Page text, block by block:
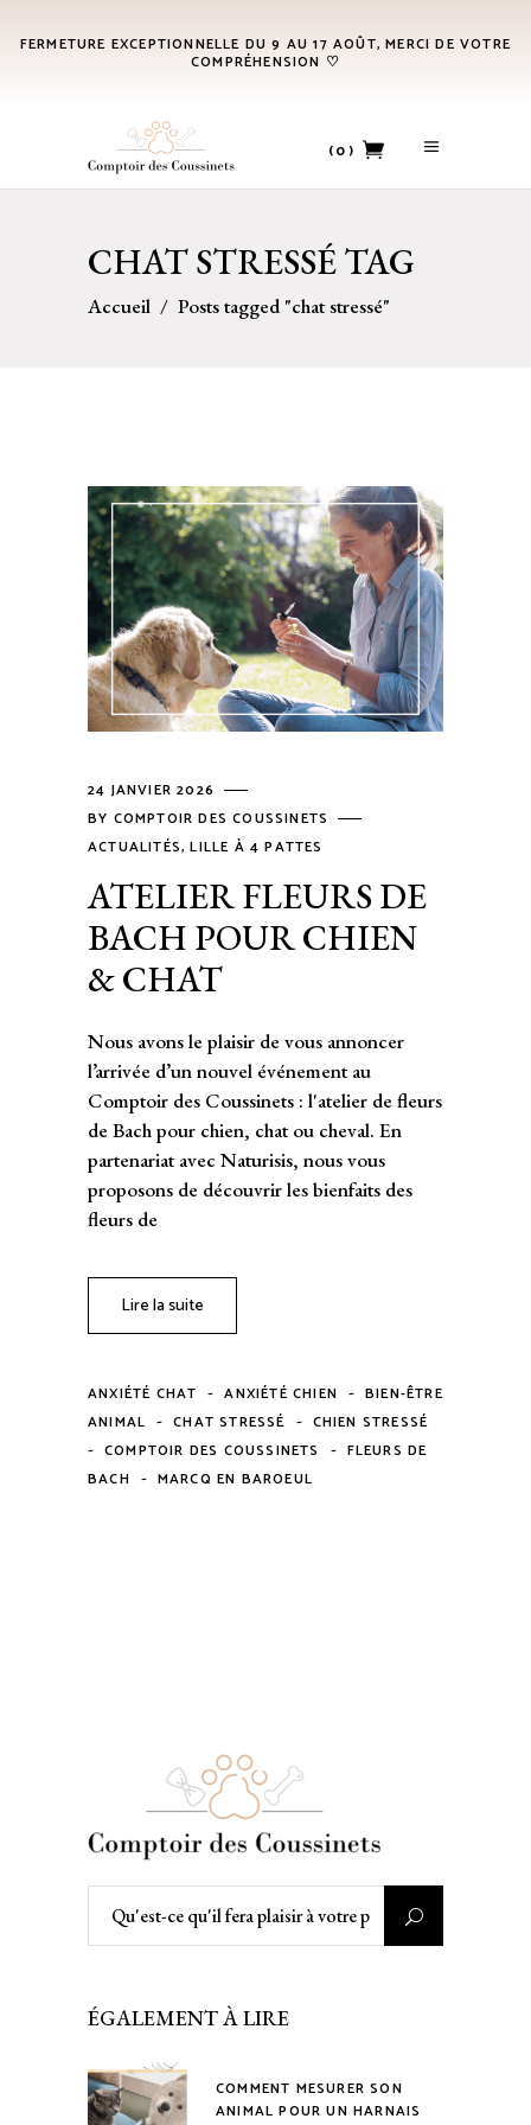
FERMETURE EXCEPTIONNELLE DU 9 AU 17 AOÛT, MERCI DE VOTRE
COMPRÉHENSION ♡
(0)
CHAT STRESSÉ TAG
Accueil / Posts tagged "chat stressé"
24 JANVIER 2026
BY COMPTOIR DES COUSSINETS
ACTUALITÉS,LILLE À 4 PATTES
ATELIER FLEURS DE
BACH POUR CHIEN
& CHAT
Nous avons le plaisir de vous annoncer
l’arrivée d’un nouvel événement au
Comptoir des Coussinets : l'atelier de fleurs
de Bach pour chien, chat ou cheval. En
partenariat avec Naturisis, nous vous
proposons de découvrir les bienfaits des
fleurs de
Lire la suite
ANXIÉTÉ CHAT - ANXIÉTÉ CHIEN - BIEN-ÊTRE
ANIMAL - CHAT STRESSÉ - CHIEN STRESSÉ
- COMPTOIR DES COUSSINETS - FLEURS DE
BACH - MARCQ EN BAROEUL
ÉGALEMENT À LIRE
COMMENT MESURER SON
ANIMAL POUR UN HARNAIS